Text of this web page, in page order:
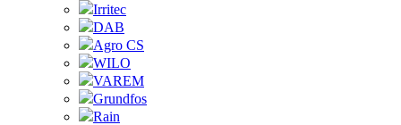
Irritec
DAB
Agro CS
WILO
VAREM
Grundfos
Rain